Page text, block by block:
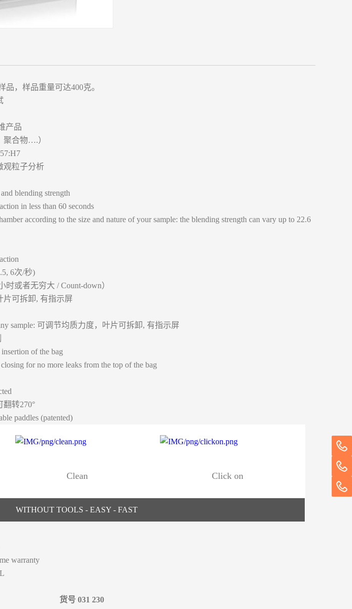
品，样品重量可达400克。
产品
聚合物….）
观粒子分析
blending strength
in less than 60 seconds
according to the size and nature of your sample: the blending strength can vary up to 22.6
6次/秒)
时或者无穷大 / Count-down）
片可拆卸, 有指示屏
sample: 可调节均质力度，叶片可拆卸, 有指示屏
of the bag
for no more leaks from the top of the bag
转270°
paddles (patented)
Clean Click on
WITHOUT TOOLS - EASY - FAST
warranty
货号 031 230